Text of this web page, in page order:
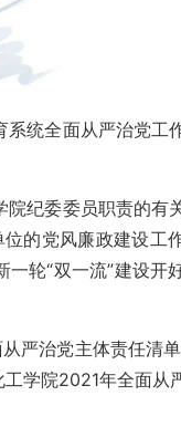
统全面从严治党工
纪委委员职责的有
的党风廉政建设工
轮“双一流”建设开
严治党主体责任清
学院2021年全面从